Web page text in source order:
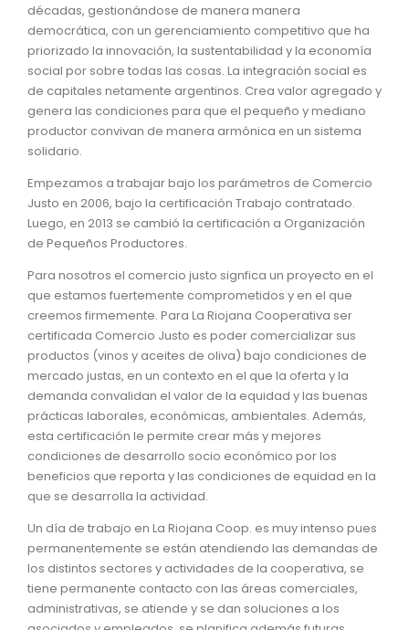
décadas, gestionándose de manera manera
democrática, con un gerenciamiento competitivo que ha
priorizado la innovación, la sustentabilidad y la economía
social por sobre todas las cosas. La integración social es
de capitales netamente argentinos. Crea valor agregado y
genera las condiciones para que el pequeño y mediano
productor convivan de manera armónica en un sistema
solidario.
Empezamos a trabajar bajo los parámetros de Comercio
Justo en 2006, bajo la certificación Trabajo contratado.
Luego, en 2013 se cambió la certificación a Organización
de Pequeños Productores.
Para nosotros el comercio justo signfica un proyecto en el
que estamos fuertemente comprometidos y en el que
creemos firmemente. Para La Riojana Cooperativa ser
certificada Comercio Justo es poder comercializar sus
productos (vinos y aceites de oliva) bajo condiciones de
mercado justas, en un contexto en el que la oferta y la
demanda convalidan el valor de la equidad y las buenas
prácticas laborales, económicas, ambientales. Además,
esta certificación le permite crear más y mejores
condiciones de desarrollo socio económico por los
beneficios que reporta y las condiciones de equidad en la
que se desarrolla la actividad.
Un día de trabajo en La Riojana Coop. es muy intenso pues
permanentemente se están atendiendo las demandas de
los distintos sectores y actividades de la cooperativa, se
tiene permanente contacto con las áreas comerciales,
administrativas, se atiende y se dan soluciones a los